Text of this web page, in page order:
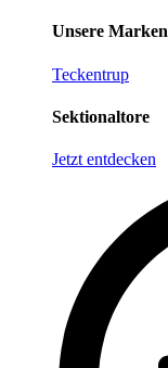
Unsere Marken
Teckentrup
Sektionaltore
Jetzt entdecken